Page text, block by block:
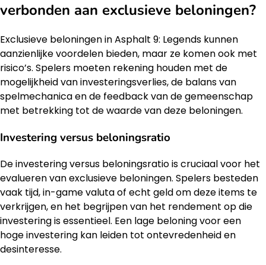
verbonden aan exclusieve beloningen?
Exclusieve beloningen in Asphalt 9: Legends kunnen
aanzienlijke voordelen bieden, maar ze komen ook met
risico’s. Spelers moeten rekening houden met de
mogelijkheid van investeringsverlies, de balans van
spelmechanica en de feedback van de gemeenschap
met betrekking tot de waarde van deze beloningen.
Investering versus beloningsratio
De investering versus beloningsratio is cruciaal voor het
evalueren van exclusieve beloningen. Spelers besteden
vaak tijd, in-game valuta of echt geld om deze items te
verkrijgen, en het begrijpen van het rendement op die
investering is essentieel. Een lage beloning voor een
hoge investering kan leiden tot ontevredenheid en
desinteresse.